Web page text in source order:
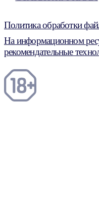
Политика обработки
На информационном
рекомендательные